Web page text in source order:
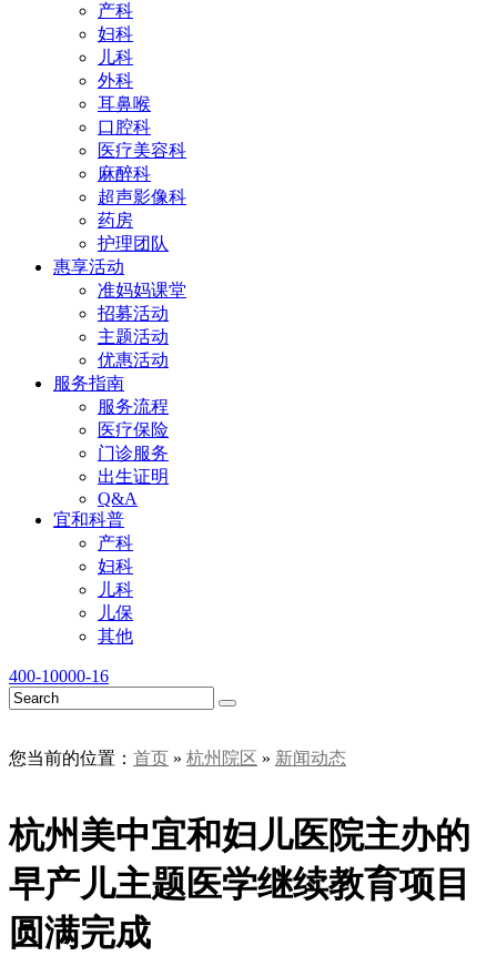
产科
妇科
儿科
外科
耳鼻喉
口腔科
医疗美容科
麻醉科
超声影像科
药房
护理团队
惠享活动
准妈妈课堂
招募活动
主题活动
优惠活动
服务指南
服务流程
医疗保险
门诊服务
出生证明
Q&A
宜和科普
产科
妇科
儿科
儿保
其他
400-10000-16
您当前的位置： 首页 » 杭州院区 » 新闻动态
杭州美中宜和妇儿医院主办的
早产儿主题医学继续教育项目
圆满完成